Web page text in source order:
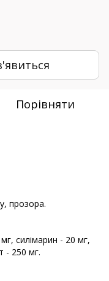
Порівняти
прозора.
силімарин - 20 мг,
- 250 мг.